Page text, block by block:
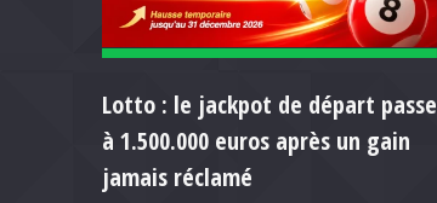
Lotto : le jackpot de départ passe
à 1.500.000 euros après un gain
jamais réclamé